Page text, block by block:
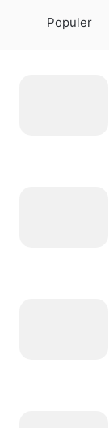
Populer